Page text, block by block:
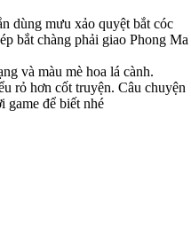
dùng mưu xảo quyệt bắt cóc
bắt chàng phải giao Phong Ma
và màu mè hoa lá cành.
rỏ hơn cốt truyện. Câu chuyện
game để biết nhé